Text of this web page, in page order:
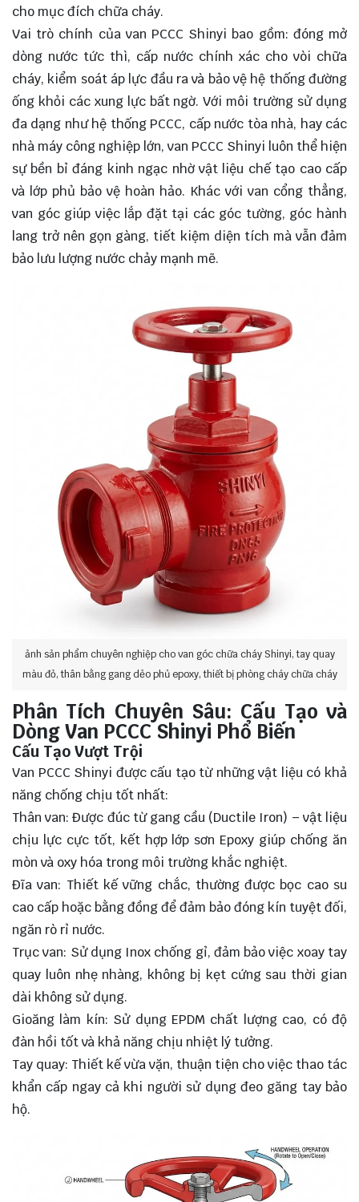
cho mục đích chữa cháy.
Vai trò chính của van PCCC Shinyi bao gồm: đóng mở
dòng nước tức thì, cấp nước chính xác cho vòi chữa
cháy, kiểm soát áp lực đầu ra và bảo vệ hệ thống đường
ống khỏi các xung lực bất ngờ. Với môi trường sử dụng
đa dạng như hệ thống PCCC, cấp nước tòa nhà, hay các
nhà máy công nghiệp lớn, van PCCC Shinyi luôn thể hiện
sự bền bỉ đáng kinh ngạc nhờ vật liệu chế tạo cao cấp
và lớp phủ bảo vệ hoàn hảo. Khác với van cổng thẳng,
van góc giúp việc lắp đặt tại các góc tường, góc hành
lang trở nên gọn gàng, tiết kiệm diện tích mà vẫn đảm
bảo lưu lượng nước chảy mạnh mẽ.
ảnh sản phẩm chuyên nghiệp cho van góc chữa cháy Shinyi, tay quay
màu đỏ, thân bằng gang dẻo phủ epoxy, thiết bị phòng cháy chữa cháy
Phân Tích Chuyên Sâu: Cấu Tạo và
Dòng Van PCCC Shinyi Phổ Biến
Cấu Tạo Vượt Trội
Van PCCC Shinyi được cấu tạo từ những vật liệu có khả
năng chống chịu tốt nhất:
Thân van: Được đúc từ gang cầu (Ductile Iron) – vật liệu
chịu lực cực tốt, kết hợp lớp sơn Epoxy giúp chống ăn
mòn và oxy hóa trong môi trường khắc nghiệt.
Đĩa van: Thiết kế vững chắc, thường được bọc cao su
cao cấp hoặc bằng đồng để đảm bảo đóng kín tuyệt đối,
ngăn rò rỉ nước.
Trục van: Sử dụng Inox chống gỉ, đảm bảo việc xoay tay
quay luôn nhẹ nhàng, không bị kẹt cứng sau thời gian
dài không sử dụng.
Gioăng làm kín: Sử dụng EPDM chất lượng cao, có độ
đàn hồi tốt và khả năng chịu nhiệt lý tưởng.
Tay quay: Thiết kế vừa vặn, thuận tiện cho việc thao tác
khẩn cấp ngay cả khi người sử dụng đeo găng tay bảo
hộ.